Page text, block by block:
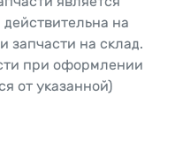
на
запчасти на склад.
при оформлении
от указанной)